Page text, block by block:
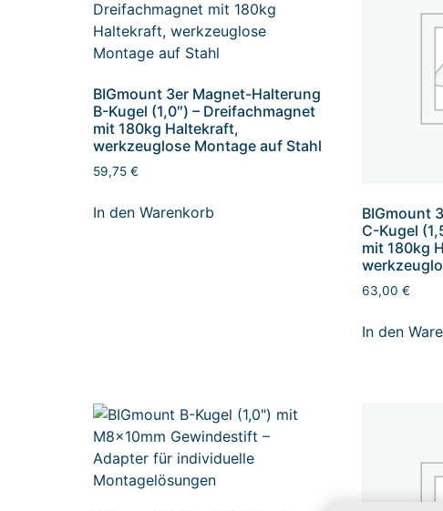
BIGmount 3er Magnet-Halterung
B-Kugel (1,0″) – Dreifachmagnet
mit 180kg Haltekraft,
werkzeuglose Montage auf Stahl
59,75 €
In den Warenkorb
BIGmount
C-Kugel
mit 180kg
63,00 €
In den